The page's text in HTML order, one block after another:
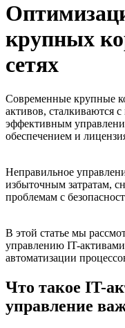
крупных
сетях
Современные крупные
активов, сталкиваются
эффективным
обеспечением и
Неправильное
избыточным затратам,
проблемам с
В этой статье мы
управлению IT-
автоматизации
Что такое IT-
управление